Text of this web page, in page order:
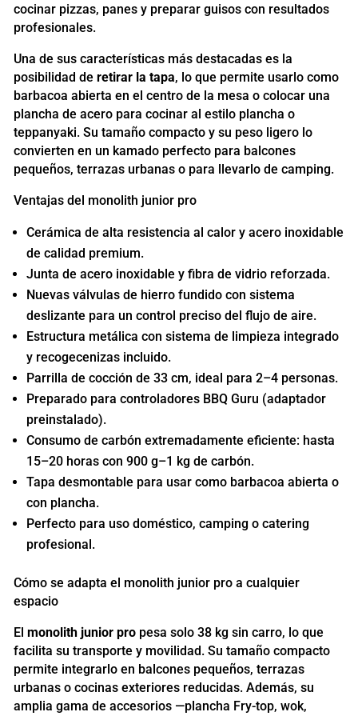
cocinar pizzas, panes y preparar guisos con resultados
profesionales.
Una de sus características más destacadas es la
posibilidad de retirar la tapa, lo que permite usarlo como
barbacoa abierta en el centro de la mesa o colocar una
plancha de acero para cocinar al estilo plancha o
teppanyaki. Su tamaño compacto y su peso ligero lo
convierten en un kamado perfecto para balcones
pequeños, terrazas urbanas o para llevarlo de camping.
Ventajas del monolith junior pro
Cerámica de alta resistencia al calor y acero inoxidable
de calidad premium.
Junta de acero inoxidable y fibra de vidrio reforzada.
Nuevas válvulas de hierro fundido con sistema
deslizante para un control preciso del flujo de aire.
Estructura metálica con sistema de limpieza integrado
y recogecenizas incluido.
Parrilla de cocción de 33 cm, ideal para 2–4 personas.
Preparado para controladores BBQ Guru (adaptador
preinstalado).
Consumo de carbón extremadamente eficiente: hasta
15–20 horas con 900 g–1 kg de carbón.
Tapa desmontable para usar como barbacoa abierta o
con plancha.
Perfecto para uso doméstico, camping o catering
profesional.
Cómo se adapta el monolith junior pro a cualquier
espacio
El monolith junior propesa solo 38 kg sin carro, lo que
facilita su transporte y movilidad. Su tamaño compacto
permite integrarlo en balcones pequeños, terrazas
urbanas o cocinas exteriores reducidas. Además, su
amplia gama de accesorios —plancha Fry-top, wok,